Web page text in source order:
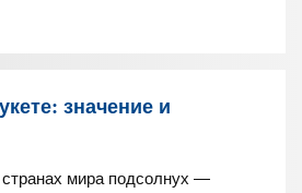
значение и
странах мира подсолнух —